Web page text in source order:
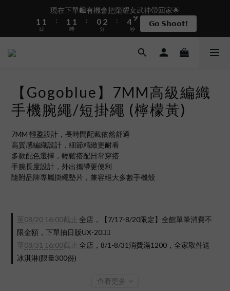
盛夏限定☀️週週抽LINE POINT｜滿1000即享免運
現在下單🛍️有機會把榮耀女武神帶回家🌟
1
0
1
0
日
:
2
1
0
2
1
0
時
:
1
0
3
2
1
分
:
5
4
3
9
8
7
2
1
0
秒
𝗚𝗼 𝗦𝗵𝗼𝗼𝘁❗
i17正式開賣✨點我加入新會員👆馬上送50元
盛夏限定☀️週週抽LINE POINT｜滿1000即享免運
【Gogoblue】7MM高級編織
手機腕繩/短掛繩 (檸檬黃)
7MM 輕盈設計，長時間配戴依然舒適
高質感編織設計，細節精緻更耐看
多款配色選擇，輕鬆搭配日常穿搭
手腕長度設計，外出攜帶更便利
隨附品牌專屬掛繩墊片，兼容絕大多數手機殼
至08/20 16:00截止
全店，【7/17-8/20限定】全館單筆消費不
限金額，下單抽日版UX-20❤️‍🔥
至08/31 16:00截止
全店，8/1-8/31消費滿1200，全家取件送
冰淇淋(限量300份)
查看更多